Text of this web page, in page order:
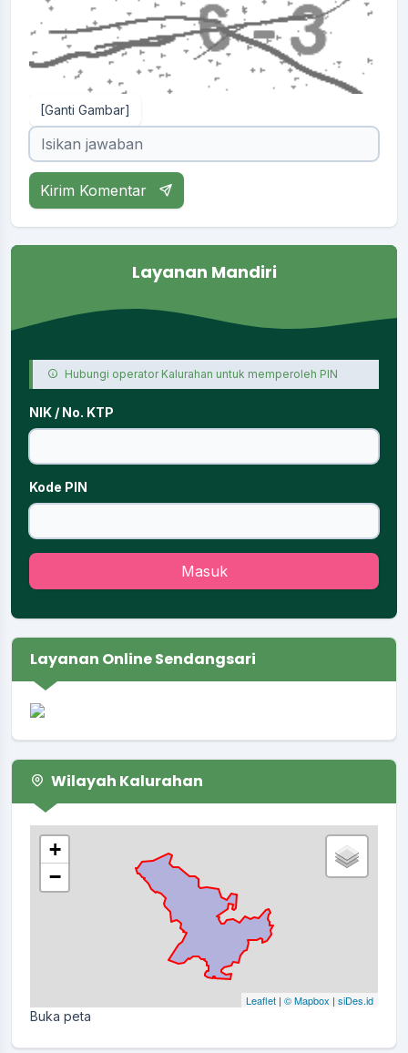
[Ganti Gambar]
Kirim Komentar
Layanan Mandiri
Hubungi operator Kalurahan untuk memperoleh PIN
NIK / No. KTP
Kode PIN
Masuk
Layanan Online Sendangsari
Wilayah Kalurahan
+
−
Leaflet | © Mapbox | siDes.id
Buka peta